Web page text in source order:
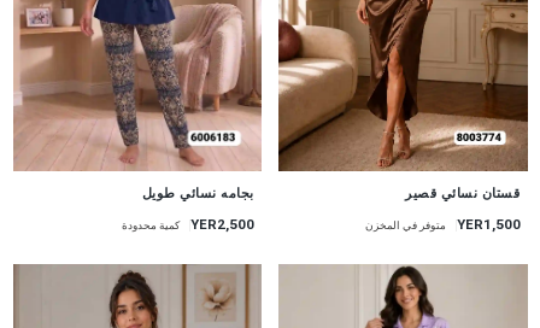
جديد
قستان نسائي قصير
YER1,500 متوفر في المخزن
جديد
بجامه نسائي طويل
YER2,500 كمية محدودة